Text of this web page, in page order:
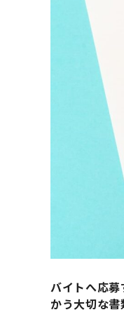
バイトへ応
かう大切な